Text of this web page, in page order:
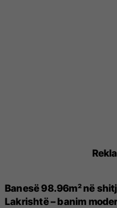
Banesë 98.96m² në
Lakrishtë – banim